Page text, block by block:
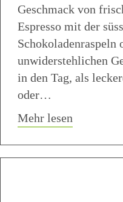
Geschmack von
Espresso mit der
Schokoladenraspeln
unwiderstehlichen
in den Tag, als
oder…
Mehr lesen